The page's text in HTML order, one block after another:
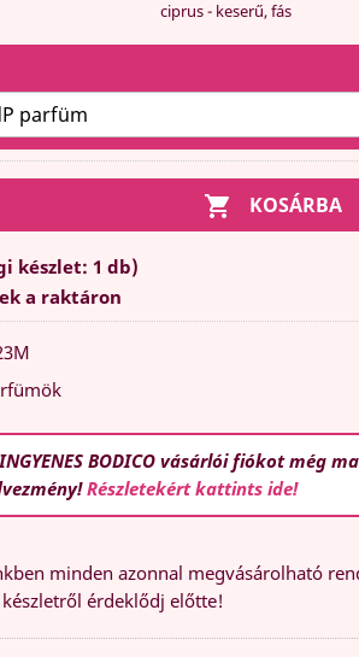
ciprus - keserű, fás
 KOSÁRBA
készlet: 1 db)
a raktáron
BODICO vásárlói fiókot még
Részletekért kattints ide!
minden azonnal megvásárolható
érdeklődj előtte!